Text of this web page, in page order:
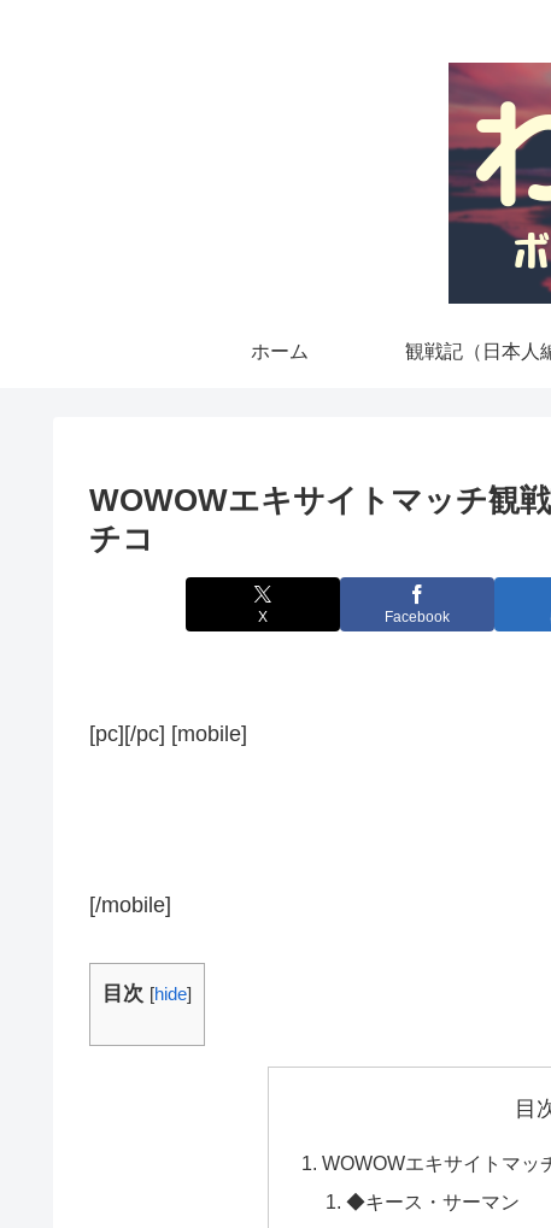
ホーム 観戦記（日本人
WOWOWエキサイトマッチ観
チコ
X Facebook
[pc][/pc] [mobile]
[/mobile]
目次 [hide]
目
WOWOWエキサイトマッ
◆キース・サーマン